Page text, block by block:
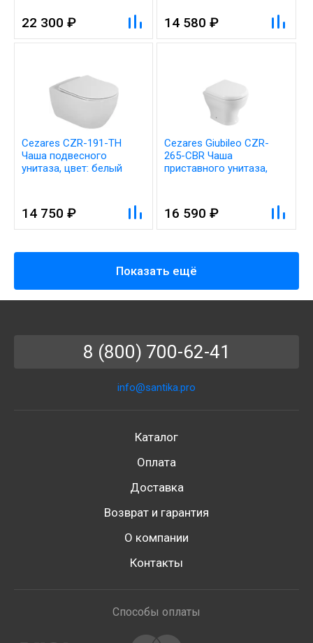
22 300 ₽ 14 580 ₽
Cezares CZR-191-TH
Чаша подвесного
унитаза, цвет: белый
14 750 ₽
Cezares Giubileo CZR-
265-CBR Чаша
приставного унитаза,
16 590 ₽
Показать ещё
8 (800) 700-62-41
info@santika.pro
Каталог
Оплата
Доставка
Возврат и гарантия
О компании
Контакты
Способы оплаты